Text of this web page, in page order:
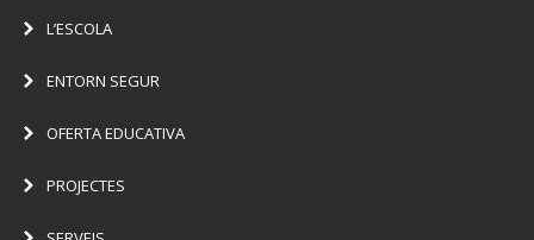
L’ESCOLA
ENTORN SEGUR
OFERTA EDUCATIVA
PROJECTES